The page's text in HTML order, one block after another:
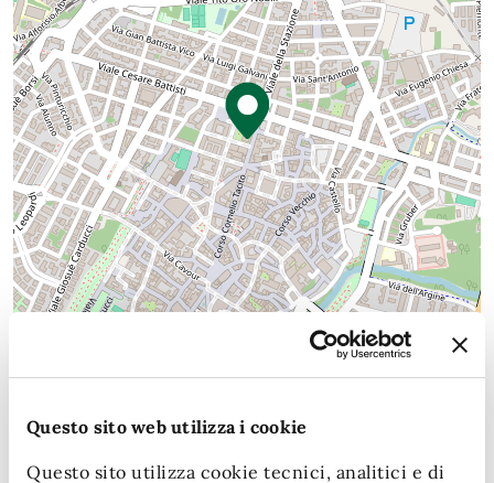
Questo sito web utilizza i cookie
Questo sito utilizza cookie tecnici, analitici e di